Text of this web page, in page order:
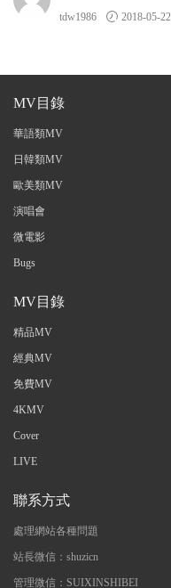
tdw1986 2018-05-22
MV目錄
華語類MV
日韓類MV
歐美類MV
演唱會
微電影
Bugs
MV目錄
精品MV
經典MV
免費MV
4KMV
Cover
LIVE
聯系方式
處理網站各種問題
站長微信：shuzicn
管理微信：SUIXINSHIBEI